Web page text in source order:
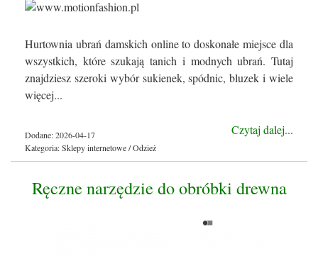
Hurtownia ubrań damskich online to doskonałe miejsce dla
wszystkich, które szukają tanich i modnych ubrań. Tutaj
znajdziesz szeroki wybór sukienek, spódnic, bluzek i wiele
więcej...
Czytaj dalej...
Dodane: 2026-04-17
Kategoria: Sklepy internetowe / Odzież
Ręczne narzędzie do obróbki drewna